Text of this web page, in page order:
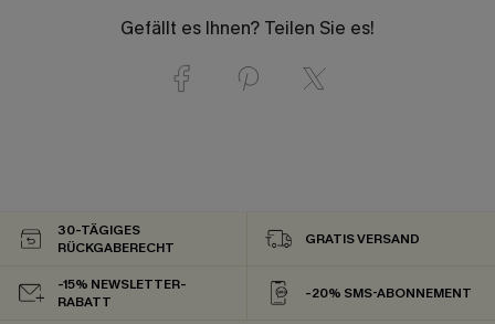
Gefällt es Ihnen? Teilen Sie es!
30-TÄGIGES
RÜCKGABERECHT
GRATIS VERSAND
-15% NEWSLETTER-
RABATT
-20% SMS-ABONNEMENT